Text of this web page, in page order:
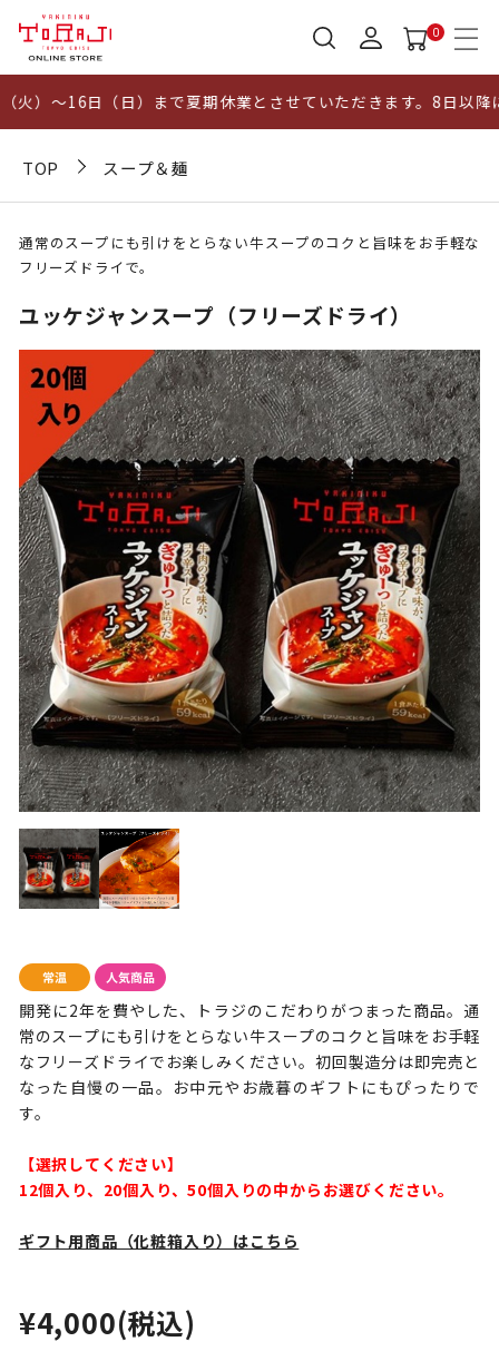
0
～16日（日）まで夏期休業とさせていただきます。8日以降に
TOP スープ＆麺
通常のスープにも引けをとらない牛スープのコクと旨味をお手軽な
フリーズドライで。
ユッケジャンスープ（フリーズドライ）
開発に2年を費やした、トラジのこだわりがつまった商品。通
常のスープにも引けをとらない牛スープのコクと旨味をお手軽
なフリーズドライでお楽しみください。初回製造分は即完売と
なった自慢の一品。お中元やお歳暮のギフトにもぴったりで
す。
【選択してください】
12個入り、20個入り、50個入りの中からお選びください。
ギフト用商品（化粧箱入り）はこちら
¥4,000(税込)